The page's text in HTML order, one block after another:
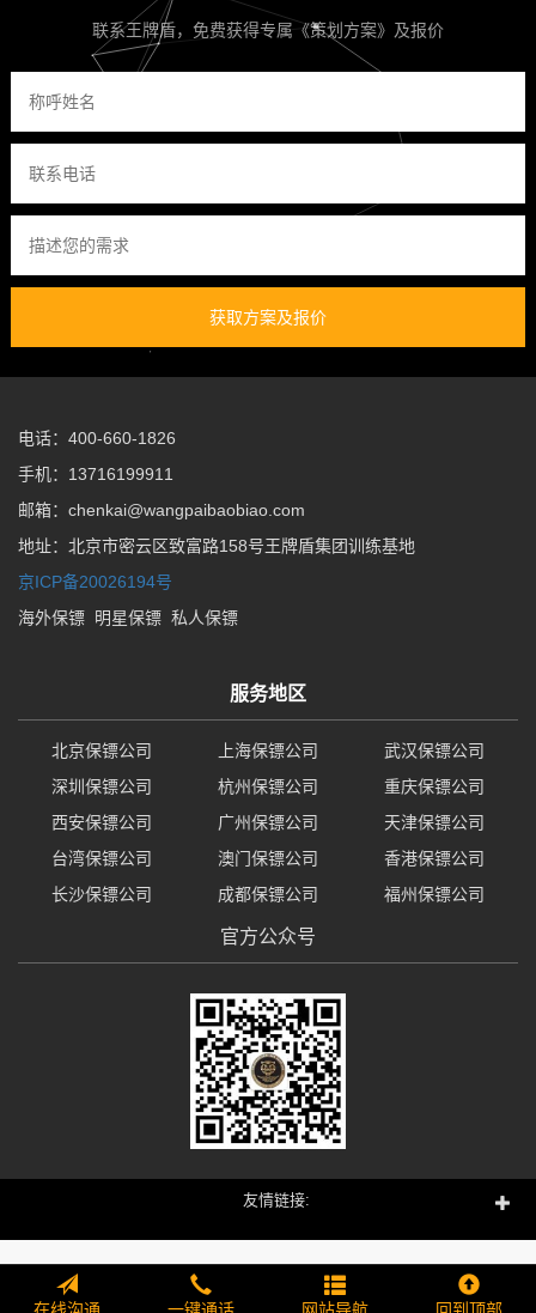
联系王牌盾，免费获得专属《策划方案》及报价
获取方案及报价
电话：400-660-1826
手机：13716199911
邮箱：chenkai@wangpaibaobiao.com
地址：北京市密云区致富路158号王牌盾集团训练基地
京ICP备20026194号
海外保镖
明星保镖 私人保镖
服务地区
北京保镖公司 上海保镖公司
武汉保镖公司
深圳保镖公司
杭州保镖公司
重庆保镖公司
西安保镖公司
广州保镖公司
天津保镖公司
台湾保镖公司
澳门保镖公司
香港保镖公司
长沙保镖公司
成都保镖公司 福州保镖公司
官方公众号
友情链接: